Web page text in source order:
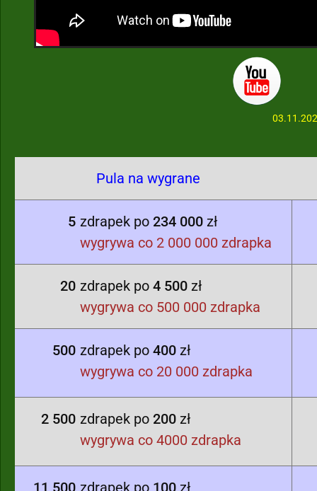
Pula na wygrane
5 zdrapek po 234 000 zł
wygrywa co 2 000 000 zdrapka
20 zdrapek po 4 500 zł
wygrywa co 500 000 zdrapka
500 zdrapek po 400 zł
wygrywa co 20 000 zdrapka
2 500 zdrapek po 200 zł
wygrywa co 4000 zdrapka
11 500 zdrapek po 100 zł